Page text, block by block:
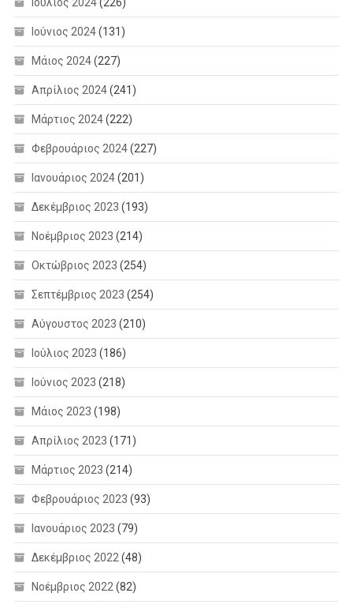
Ιούνιος 2024(131)
Μάιος 2024(227)
Απρίλιος 2024(241)
Μάρτιος 2024(222)
Φεβρουάριος 2024(227)
Ιανουάριος 2024(201)
Δεκέμβριος 2023 (193)
Νοέμβριος 2023 (214)
Οκτώβριος 2023 (254)
Σεπτέμβριος 2023 (254)
Αύγουστος 2023 (210)
Ιούλιος 2023 (186)
Ιούνιος 2023 (218)
Μάιος 2023 (198)
Απρίλιος 2023 (171)
Μάρτιος 2023 (214)
Φεβρουάριος 2023 (93)
Ιανουάριος 2023 (79)
Δεκέμβριος 2022 (48)
Νοέμβριος 2022 (82)